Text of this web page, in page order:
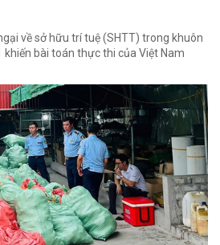
về sở hữu trí tuệ (SHTT) trong khuôn
khiến bài toán thực thi của Việt Nam